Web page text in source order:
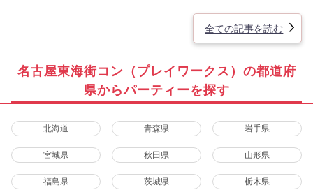
全ての記事を読む
名古屋東海街コン（プレイワークス）の都道府
県からパーティーを探す
北海道 青森県 岩手県
宮城県 秋田県 山形県
福島県 茨城県 栃木県